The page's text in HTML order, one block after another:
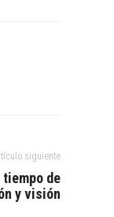
siguiente
de
y visión